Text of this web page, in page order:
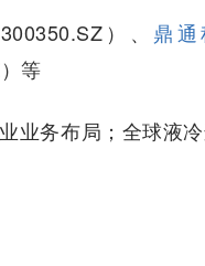
300350.SZ）、 鼎通
等
业务布局；全球液